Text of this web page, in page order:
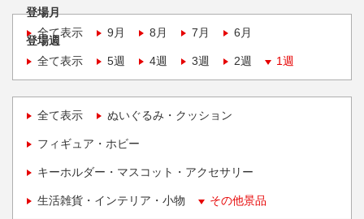
登場月
全て表示
9月 8月 7月 6月
登場週
全て表示
5週 4週 3週 2週 1週
全て表示 ぬいぐるみ・クッション
フィギュア・ホビー
キーホルダー・マスコット・アクセサリー
生活雑貨・インテリア・小物 その他景品